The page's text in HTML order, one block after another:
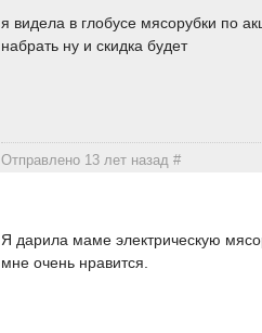
я видела в глобусе мясорубки по
набрать ну и скидка будет
Отправлено 13 лет назад#
Я дарила маме электрическую
мне очень нравится.